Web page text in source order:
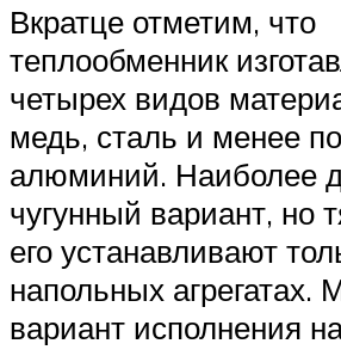
Вкратце отметим, что
теплообменник
четырех видов
медь, сталь и менее
алюминий. Наиболее
чугунный вариант, но
его устанавливают
напольных агрегатах.
вариант исполнения